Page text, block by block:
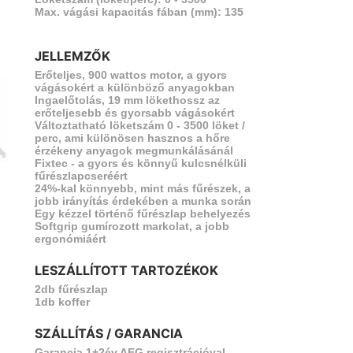
Max. vágási kapacitás fában (mm): 135
JELLEMZŐK
Erőteljes, 900 wattos motor, a gyors
vágásokért a különböző anyagokban
Ingaelőtolás, 19 mm lökethossz az
erőteljesebb és gyorsabb vágásokért
Változtatható löketszám 0 - 3500 löket /
perc, ami különösen hasznos a hőre
érzékeny anyagok megmunkálásánál
Fixtec - a gyors és könnyű kulcsnélküli
fűrészlapcseréért
24%-kal könnyebb, mint más fűrészek, a
jobb irányítás érdekében a munka során
Egy kézzel történő fűrészlap behelyezés
Softgrip gumírozott markolat, a jobb
ergonómiáért
LESZÁLLÍTOTT TARTOZÉKOK
2db fűrészlap
1db koffer
SZÁLLÍTÁS / GARANCIA